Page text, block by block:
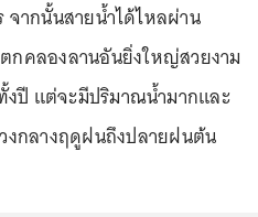
จากนั้นสายน้ำได้ไหลผ่าน
กคลองลานอันยิ่งใหญ่สวยงาม
ปี แต่จะมีปริมาณน้ำมากและ
งกลางฤดูฝนถึงปลายฝนต้น